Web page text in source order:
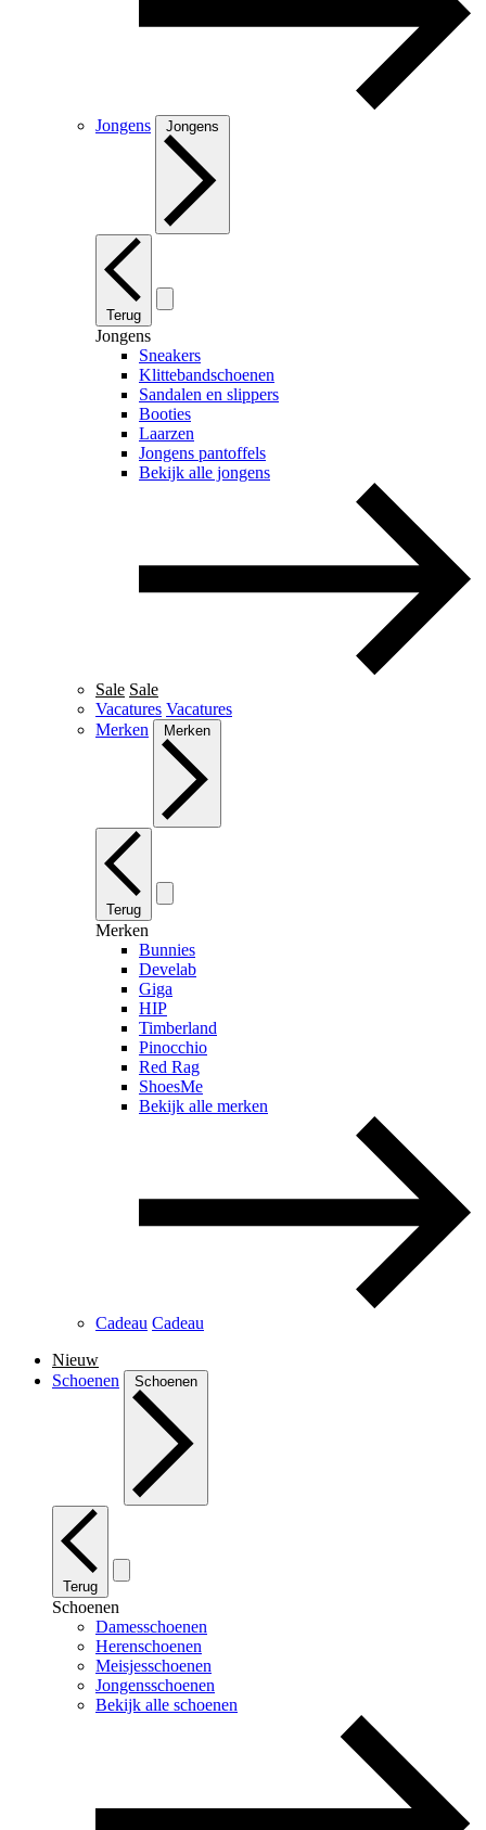
Jongens Jongens
Terug
Jongens
Sneakers
Klittebandschoenen
Sandalen en slippers
Booties
Laarzen
Jongens pantoffels
Bekijk alle jongens
Sale Sale
Vacatures Vacatures
Merken
Merken
Terug
Merken
Bunnies
Develab
Giga
HIP
Timberland
Pinocchio
Red Rag
ShoesMe
Bekijk alle merken
Cadeau Cadeau
Nieuw
Schoenen
Schoenen
Terug
Schoenen
Damesschoenen
Herenschoenen
Meisjesschoenen
Jongensschoenen
Bekijk alle schoenen